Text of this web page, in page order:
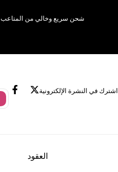
شحن سريع وخالي من المتاعب
اشترك في النشرة الإلكترونية
العقود